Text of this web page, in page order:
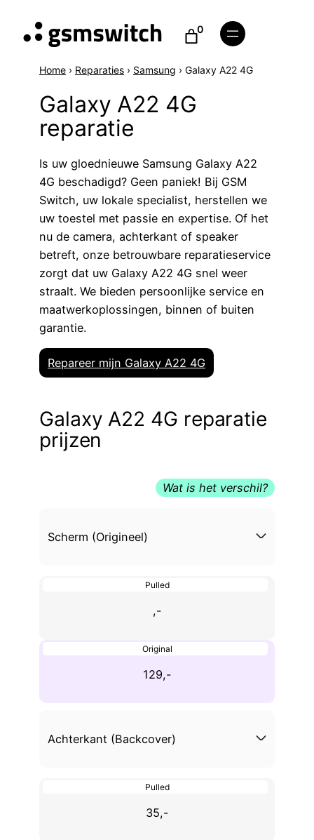
0
Home › Reparaties › Samsung › Galaxy A22 4G
Galaxy A22 4G
reparatie
Is uw gloednieuwe Samsung Galaxy A22
4G beschadigd? Geen paniek! Bij GSM
Switch, uw lokale specialist, herstellen we
uw toestel met passie en expertise. Of het
nu de camera, achterkant of speaker
betreft, onze betrouwbare reparatieservice
zorgt dat uw Galaxy A22 4G snel weer
straalt. We bieden persoonlijke service en
maatwerkoplossingen, binnen of buiten
garantie.
Repareer mijn Galaxy A22 4G
Galaxy A22 4G reparatie
prijzen
Wat is het verschil?
Scherm (Origineel)
Pulled
,-
Original
129,-
Achterkant (Backcover)
Pulled
35,-